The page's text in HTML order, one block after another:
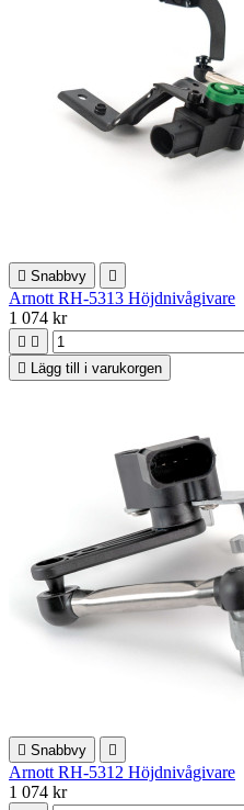
 Snabbvy 
Arnott RH-5313 Höjdnivågivare
1 074 kr
 

Lägg till i varukorgen
 Snabbvy 
Arnott RH-5312 Höjdnivågivare
1 074 kr